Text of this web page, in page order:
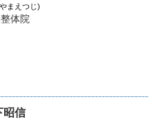
まえつじ)
体院
昭信